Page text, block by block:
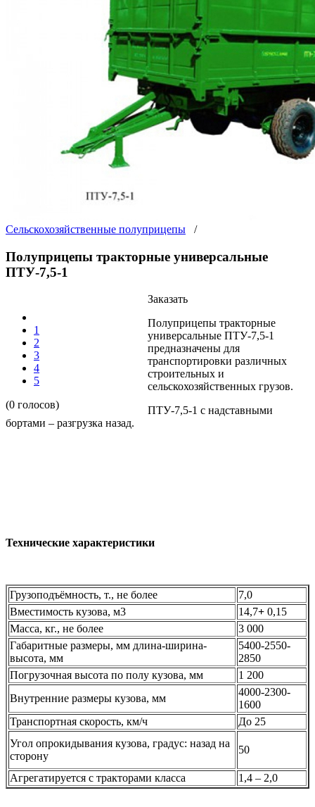
Сельскохозяйственные полуприцепы /
Полуприцепы тракторные универсальные
ПТУ-7,5-1
1
2
3
4
5
(0 голосов)
Заказать
Полуприцепы тракторные
универсальные ПТУ-7,5-1
предназначены для
транспортировки различных
строительных и
сельскохозяйственных грузов.
ПТУ-7,5-1 с надставными
бортами – разгрузка назад.
Технические характеристики
Грузоподъёмность, т., не более
7,0
Вместимость кузова, м3
14,7+ 0,15
Масса, кг., не более
3 000
Габаритные размеры, мм длина-ширина-
высота, мм
5400-2550-
2850
Погрузочная высота по полу кузова, мм
1 200
Внутренние размеры кузова, мм
4000-2300-
1600
Транспортная скорость, км/ч
До 25
Угол опрокидывания кузова, градус: назад на
сторону
50
Агрегатируется с тракторами класса 1,4 – 2,0